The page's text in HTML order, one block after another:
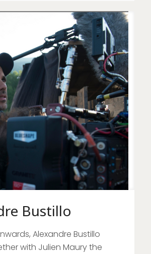
Bustillo
Alexandre Bustillo
with Julien Maury the